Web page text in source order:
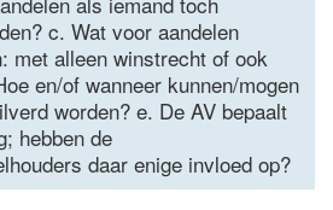
c. Wat voor aandelen
met alleen winstrecht of ook
en/of wanneer kunnen/mogen
worden? e. De AV bepaalt
hebben de
daar enige invloed op?